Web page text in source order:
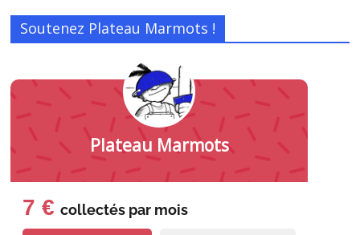
Soutenez Plateau Marmots !
Plateau Marmots
7 € collectés par mois